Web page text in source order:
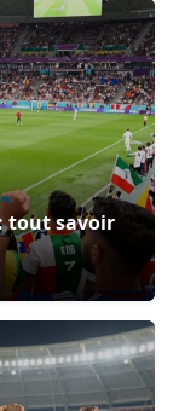
tout savoir